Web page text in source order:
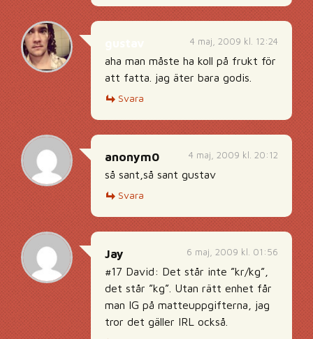
4 maj, 2009 kl. 12:24
aha man måste ha koll på frukt för
att fatta. jag äter bara godis.
Svara
4 maj, 2009 kl. 20:12
anonym0
så sant,så sant gustav
Svara
6 maj, 2009 kl. 01:56
Jay
#17 David: Det står inte ”kr/kg”,
det står ”kg”. Utan rätt enhet får
man IG på matteuppgifterna, jag
tror det gäller IRL också.